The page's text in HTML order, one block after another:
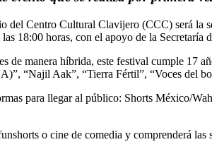
del Centro Cultural Clavijero (CCC) será la
18:00 horas, con el apoyo de la
de manera híbrida, este festival cumple 17
“Najil Aak”, “Tierra Fértil”, “Voces del
para llegar al público: Shorts México/
o cine de comedia y comprenderá